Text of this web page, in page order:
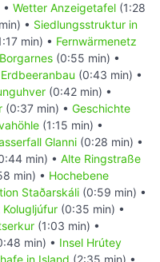
Wetter Anzeigetafel (1:28
• Siedlungsstruktur in
min) • Fernwärmenetz
Borgarnes (0:55 min) •
Erdbeeranbau (0:43 min) •
(0:42 min) •
(0:37 min) • Geschichte
(1:15 min) •
Glanni (0:28 min) •
min) • Alte Ringstraße
min) • Hochebene
Staðarskáli (0:59 min) •
(0:35 min) •
(1:03 min) •
min) • Insel Hrútey
in Island (2:35 min) •